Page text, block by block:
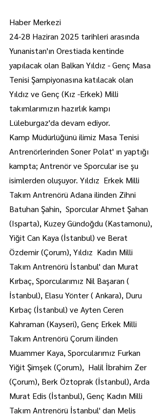
Haber Merkezi
24-28 Haziran 2025 tarihleri arasında
Yunanistan'ın Orestiada kentinde
yapılacak olan Balkan Yıldız - Genç Masa
Tenisi Şampiyonasına katılacak olan
Yıldız ve Genç (Kız -Erkek) Milli
takımlarımızın hazırlık kampı
Lüleburgaz'da devam ediyor.
Kamp Müdürlüğünü ilimiz Masa Tenisi
Antrenörlerinden Soner Polat' ın yaptığı
kampta; Antrenör ve Sporcular ise şu
isimlerden oluşuyor. Yıldız  Erkek Milli
Takım Antrenörü Adana ilinden Zihni
Batuhan Şahin,  Sporcular Ahmet Şahan
(Isparta), Kuzey Gündoğdu (Kastamonu),
Yiğit Can Kaya (İstanbul) ve Berat
Özdemir (Çorum), Yıldız  Kadın Milli
Takım Antrenörü İstanbul' dan Murat
Kırbaç, Sporcularımız Nil Başaran (
İstanbul), Elasu Yönter ( Ankara), Duru
Kırbaç (İstanbul) ve Ayten Ceren
Kahraman (Kayseri), Genç Erkek Milli
Takım Antrenörü Çorum ilinden
Muammer Kaya, Sporcularımız Furkan
Yiğit Şimşek (Çorum),  Halil İbrahim Zer
(Çorum), Berk Öztoprak (İstanbul), Arda
Murat Edis (İstanbul), Genç Kadın Milli
Takım Antrenörü İstanbul' dan Melis